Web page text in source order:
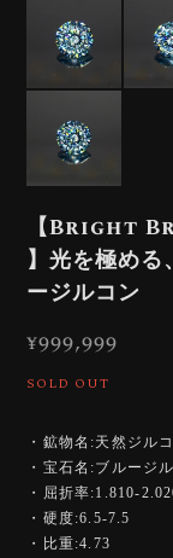
【Bright
】光を極め
ージルコン
¥999,999
SOLD OUT
・鉱物名:天然ジル
・宝石名:ブルージ
・屈折率:1.810-
・硬度:6.5-7.5
・比重:4.73